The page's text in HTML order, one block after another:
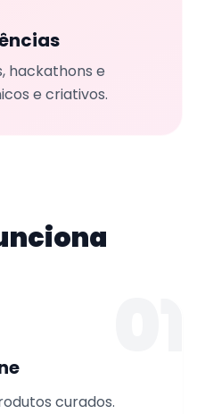
hackathons e
e criativos.
curados.